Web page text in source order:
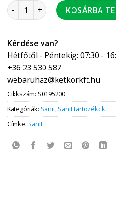
SANIT takaró plexi mennyiség
KOSÁRBA
Kérdése van?
Hétfőtől - Péntekig: 07:30 -
+36 23 530 587
webaruhaz@ketkorkft.hu
Cikkszám: S0195200
Kategóriák: Sanit, Sanit tartozékok
Címke: Sanit